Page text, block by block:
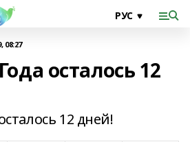
08:27
осталось 12
12 дней!